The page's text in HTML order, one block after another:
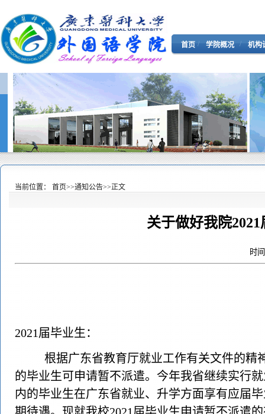
首页 / 学院概况 / 机构
当前位置： 首页>>通知公告>>正文
关于做好我院
时
2021届毕业生：
根据广东省教育厅就业工作有关文件的精
的毕业生可申请暂不派遣。今年我省继续实行
内的毕业生在广东省就业、升学方面享有应届